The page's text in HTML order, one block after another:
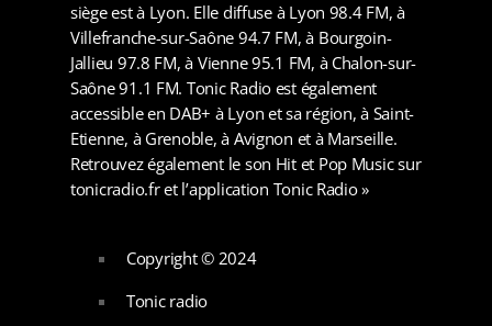
siège est à Lyon. Elle diffuse à Lyon 98.4 FM, à
Villefranche-sur-Saône 94.7 FM, à Bourgoin-
Jallieu 97.8 FM, à Vienne 95.1 FM, à Chalon-sur-
Saône 91.1 FM. Tonic Radio est également
accessible en DAB+ à Lyon et sa région, à Saint-
Etienne, à Grenoble, à Avignon et à Marseille.
Retrouvez également le son Hit et Pop Music sur
tonicradio.fr et l’application Tonic Radio »
Copyright © 2024
Tonic radio